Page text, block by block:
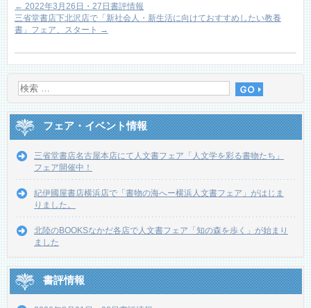
← 2022年3月26日・27日書評情報
三省堂書店下北沢店で「新社会人・新生活に向けておすすめしたい教養
書」フェア、スタート →
フェア・イベント情報
三省堂書店名古屋本店にて人文書フェア「人文学を彩る書物たち」
フェア開催中！
紀伊國屋書店横浜店で「書物の海へー横浜人文書フェア」がはじま
りました。
北陸のBOOKSなかだ各店で人文書フェア「知の森を歩く」が始まり
ました
書評情報